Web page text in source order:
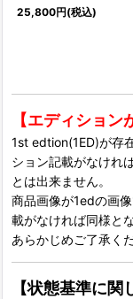
25,800円(税込)
【エディション
1st edtion(1ED)が存
ション記載がなけれ
とは出来ません。
商品画像が1edの画
載がなければ同様と
あらかじめご了承く
【状態基準に関